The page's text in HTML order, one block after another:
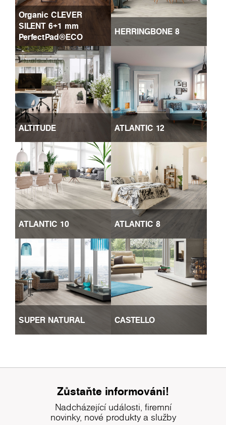
Organic CLEVER
SILENT 6+1 mm
PerfectPad®ECO
HERRINGBONE 8
ALTITUDE ATLANTIC 12
ATLANTIC 10 ATLANTIC 8
SUPER NATURAL CASTELLO
Zůstaňte informováni!
Nadcházející události, firemní
novinky, nové produkty a služby